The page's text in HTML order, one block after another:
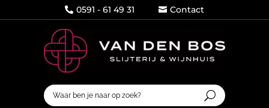
 0591 - 61 49 31  Contact